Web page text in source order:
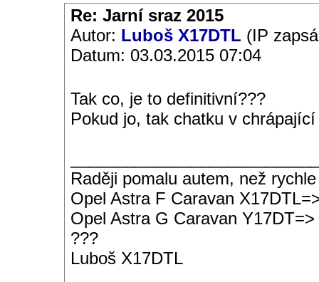
Re: Jarní sraz 2015
Autor: Luboš X17DTL (IP
Datum: 03.03.2015 07:04
Tak co, je to definitivní???
Pokud jo, tak chatku v
Raději pomalu autem, než
Opel Astra F Caravan
Opel Astra G Caravan Y17DT=>
???
Luboš X17DTL